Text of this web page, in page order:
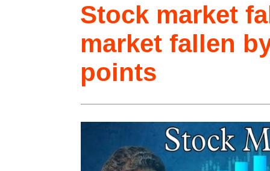
Stock market
market fallen
points